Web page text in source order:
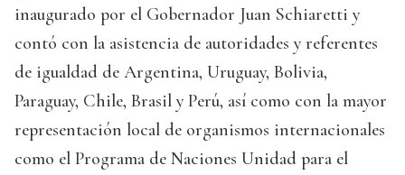
inaugurado por el Gobernador Juan Schiaretti y
contó con la asistencia de autoridades y referentes
de igualdad de Argentina, Uruguay, Bolivia,
Paraguay, Chile, Brasil y Perú, así como con la mayor
representación local de organismos internacionales
como el Programa de Naciones Unidad para el